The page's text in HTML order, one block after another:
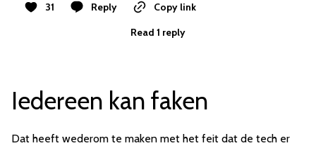
31 Reply
Copy link
Read 1 reply
Iedereen kan faken
Dat heeft wederom te maken met het feit dat de tech er